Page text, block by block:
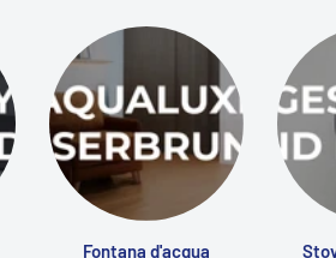
Fontana d'acqua